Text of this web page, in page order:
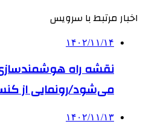
اخبار مرتبط با سرویس
۱۴۰۲/۱۱/۱۴
نقشه راه
می‌شود/رونمایی از
۱۴۰۲/۱۱/۱۳